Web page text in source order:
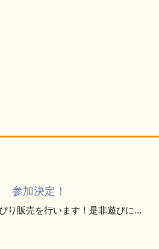
加決定！
り販売を行います！是非遊びに...